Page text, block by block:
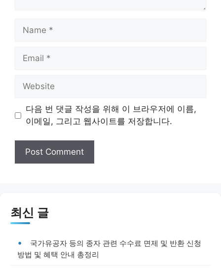
Name
Email
Website
다음 번 댓글 작성을 위해 이 브라우저에 이름,
이메일, 그리고 웹사이트를 저장합니다.
최신 글
국가유공자 등의 종자 관련 수수료 면제 및 반환 신청
방법 및 혜택 안내 총정리